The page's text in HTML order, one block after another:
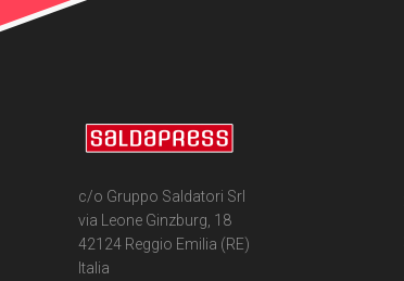
c/o Gruppo Saldatori Srl
via Leone Ginzburg, 18
42124 Reggio Emilia (RE)
Italia